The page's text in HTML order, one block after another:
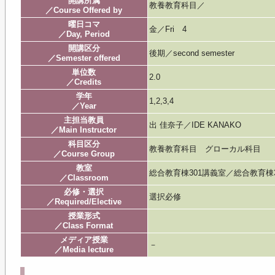
／Course Offered by
教養教育科目／
曜日コマ
／Day, Period
金／Fri 4
開講区分
／Semester offered
後期／second semester
単位数
／Credits
2.0
学年
／Year
1,2,3,4
主担当教員
／Main Instructor
出 佳奈子／IDE KANAKO
科目区分
／Course Group
教養教育科目 グローカル科目
教室
／Classroom
総合教育棟301講義室／総合教育
必修・選択
／Required/Elective
選択必修
授業形式
／Class Format
メディア授業
／Media lecture
－